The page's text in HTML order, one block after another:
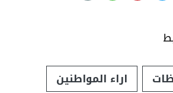
اراء المواطنين